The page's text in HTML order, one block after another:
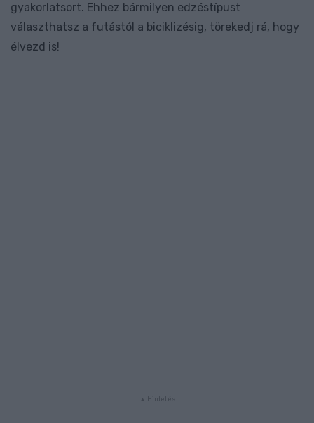
gyakorlatsort. Ehhez bármilyen edzéstípust
választhatsz a futástól a biciklizésig, törekedj rá, hogy
élvezd is!